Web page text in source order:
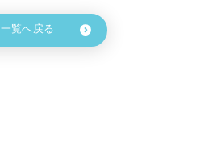
一覧へ戻る